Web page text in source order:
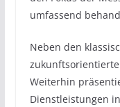
umfassend
Neben den
Weiterhin
Dienstleistungen